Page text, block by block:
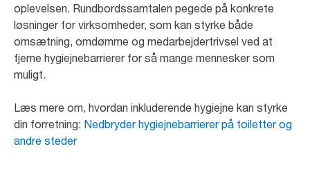
oplevelsen. Rundbordssamtalen pegede på konkrete
løsninger for virksomheder, som kan styrke både
omsætning, omdømme og medarbejdertrivsel ved at
fjerne hygiejnebarrierer for så mange mennesker som
muligt.
Læs mere om, hvordan inkluderende hygiejne kan styrke
din forretning: Nedbryder hygiejnebarrierer på toiletter og
andre steder